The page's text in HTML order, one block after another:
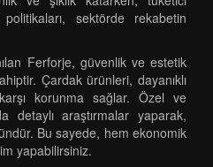
sektörde rekabetin
Ferforje, güvenlik ve estetik
Çardak ürünleri, dayanıklı
korunma sağlar. Özel ve
detaylı araştırmalar yaparak,
Bu sayede, hem ekonomik
yapabilirsiniz.